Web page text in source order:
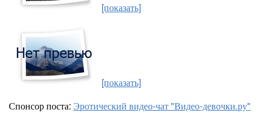
[показать]
[показать]
Спонсор поста: Эротический видео-чат "Видео-девочки.ру"